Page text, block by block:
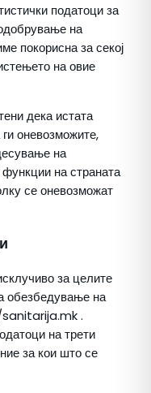
податоци за
на
покорисна за секој
на овие
дека истата
оневозможите,
на
функции на страната
се оневозможат
за целите
обезбедување на
sanitarija.mk .
на трети
за кои што се